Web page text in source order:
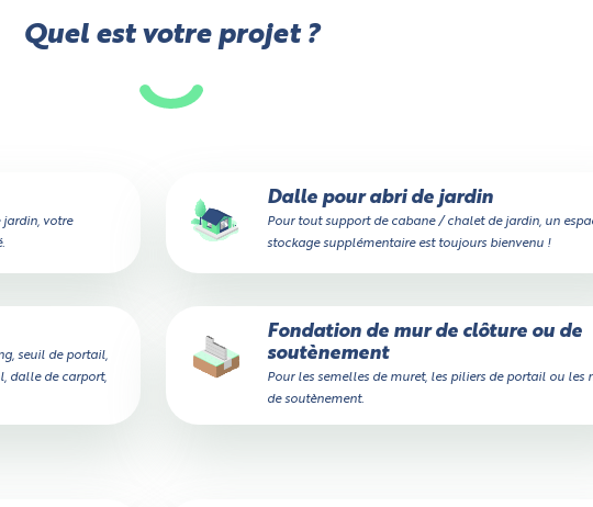
Quel est votre projet ?
jardin, votre
Dalle pour abri de jardin
Pour tout support de cabane / chalet de jardin, un
stockage supplémentaire est toujours bienvenu !
seuil de portail,
dalle de carport,
Fondation de mur de clôture ou de
soutènement
Pour les semelles de muret, les piliers de portail ou les
de soutènement.